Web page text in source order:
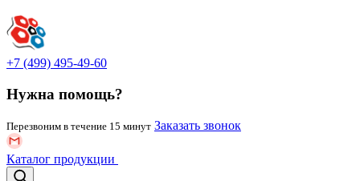
+7 (499) 495-49-60
Нужна помощь?
Перезвоним в течение 15 минут Заказать звонок
Каталог продукции